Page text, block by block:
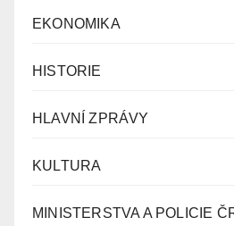
EKONOMIKA
HISTORIE
HLAVNÍ ZPRÁVY
KULTURA
MINISTERSTVA A POLICIE